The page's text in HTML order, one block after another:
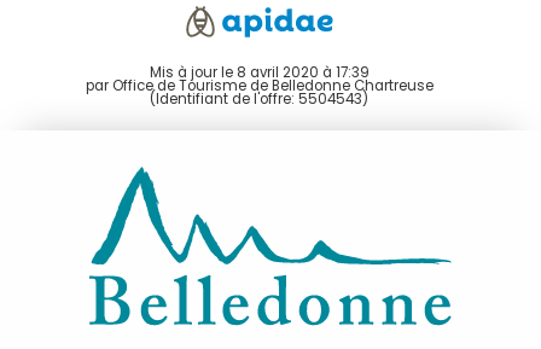
Mis à jour le 8 avril 2020 à 17:39
par Office de Tourisme de Belledonne Chartreuse
(Identifiant de l'offre: 5504543)